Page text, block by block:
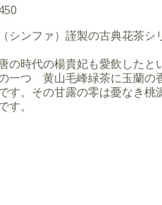
シンファ）謹製の古典花茶シ
の時代の楊貴妃も愛飲したと
一つ 黄山毛峰緑茶に玉蘭の
す。その甘露の零は憂なき桃
す。